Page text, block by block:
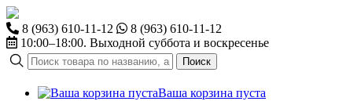
8 (963) 610-11-12
8 (963) 610-11-12
10:00–18:00. Выходной суббота и воскресенье
Поиск
Ваша корзина пуста